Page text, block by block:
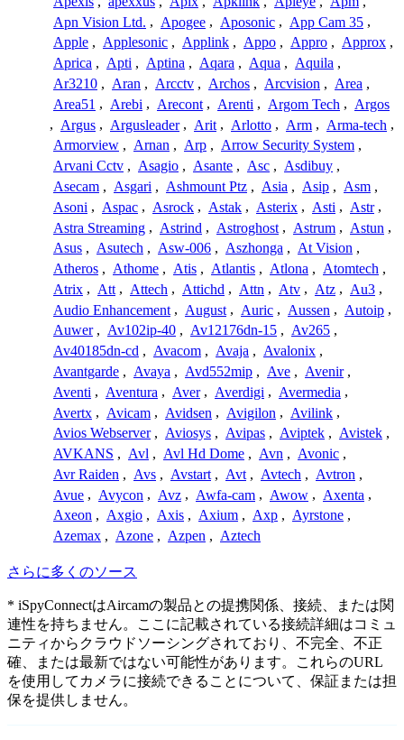
Apn Vision Ltd. , Apogee , Aposonic , App Cam 35 ,
Apple , Applesonic , Applink , Appo , Appro , Approx ,
Aprica , Apti , Aptina , Aqara , Aqua , Aquila ,
Ar3210 , Aran , Arcctv , Archos , Arcvision , Area ,
Area51 , Arebi , Arecont , Arenti , Argom Tech , Argos
, Argus , Argusleader , Arit , Arlotto , Arm , Arma-tech ,
Armorview , Arnan , Arp , Arrow Security System ,
Arvani Cctv , Asagio , Asante , Asc , Asdibuy ,
Asecam , Asgari , Ashmount Ptz , Asia , Asip , Asm ,
Asoni , Aspac , Asrock , Astak , Asterix , Asti , Astr ,
Astra Streaming , Astrind , Astroghost , Astrum , Astun ,
Asus , Asutech , Asw-006 , Aszhonga , At Vision ,
Atheros , Athome , Atis , Atlantis , Atlona , Atomtech ,
Atrix , Att , Attech , Attichd , Attn , Atv , Atz , Au3 ,
Audio Enhancement , August , Auric , Aussen , Autoip ,
Auwer , Av102ip-40 , Av12176dn-15 , Av265 ,
Av40185dn-cd , Avacom , Avaja , Avalonix ,
Avantgarde , Avaya , Avd552mip , Ave , Avenir ,
Aventi , Aventura , Aver , Averdigi , Avermedia ,
Avertx , Avicam , Avidsen , Avigilon , Avilink ,
Avios Webserver , Aviosys , Avipas , Aviptek , Avistek ,
AVKANS , Avl , Avl Hd Dome , Avn , Avonic ,
Avr Raiden , Avs , Avstart , Avt , Avtech , Avtron ,
Avue , Avycon , Avz , Awfa-cam , Awow , Axenta ,
Axeon , Axgio , Axis , Axium , Axp , Ayrstone ,
Azemax , Azone , Azpen , Aztech
さらに多くのソース
* iSpyConnectはAircamの製品との提携関係、接続、または関
連性を持ちません。ここに記載されている接続詳細はコミュ
ニティからクラウドソーシングされており、不完全、不正
確、または最新ではない可能性があります。これらのURL
を使用してカメラに接続できることについて、保証または担
保を提供しません。